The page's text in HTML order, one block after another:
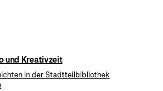
und Kreativzeit
in der Stadtteilbibliothek